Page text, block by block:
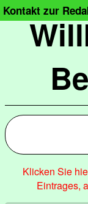
Kontakt zur
Klicken Sie
Eintrages,